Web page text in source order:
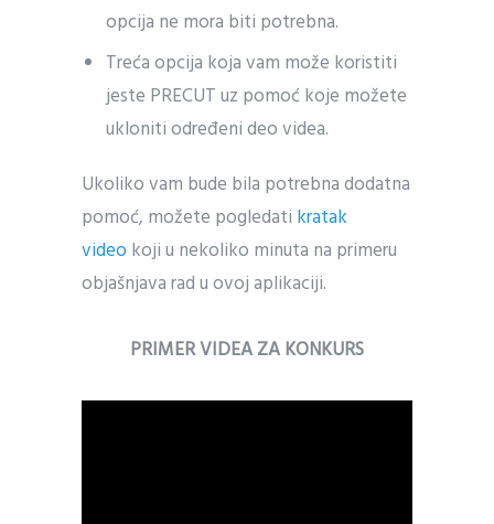
opcija ne mora biti potrebna.
Treća opcija koja vam može koristiti
jeste PRECUT uz pomoć koje možete
ukloniti određeni deo videa.
Ukoliko vam bude bila potrebna dodatna
pomoć, možete pogledati kratak
video koji u nekoliko minuta na primeru
objašnjava rad u ovoj aplikaciji.
PRIMER VIDEA ZA KONKURS